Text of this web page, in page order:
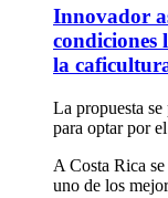
Innovador
condiciones
la
La propuesta
para optar por
A Costa Rica
uno de los